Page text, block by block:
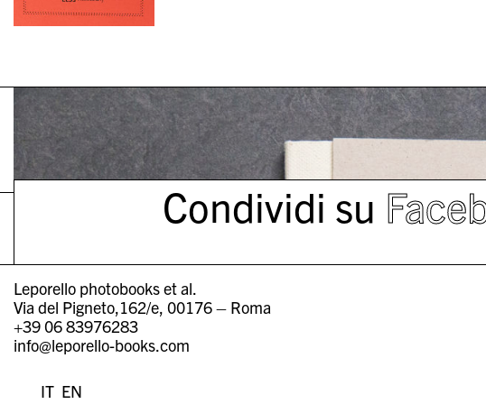
Condividi su
Leporello photobooks et al.
Via del Pigneto,162/e, 00176 – Roma
+39 06 83976283
info@leporello-books.com
IT EN